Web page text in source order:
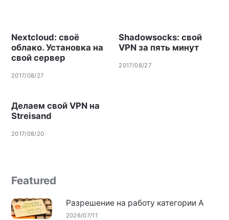
Nextcloud: своё
облако. Установка на
свой сервер
2017/08/27
Shadowsocks: свой
VPN за пять минут
2017/08/27
Делаем свой VPN на
Streisand
2017/08/20
Featured
Разрешение на работу категории А
2026/07/11